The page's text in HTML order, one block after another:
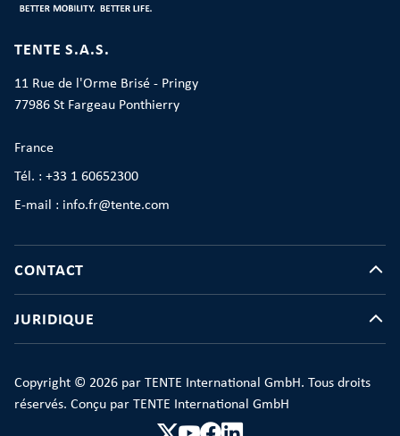
TENTE S.A.S.
11 Rue de l'Orme Brisé - Pringy
77986 St Fargeau Ponthierry
France
Tél. : +33 1 60652300
E-mail : info.fr@tente.com
CONTACT
JURIDIQUE
Copyright © 2026 par TENTE International GmbH. Tous droits
réservés. Conçu par TENTE International GmbH